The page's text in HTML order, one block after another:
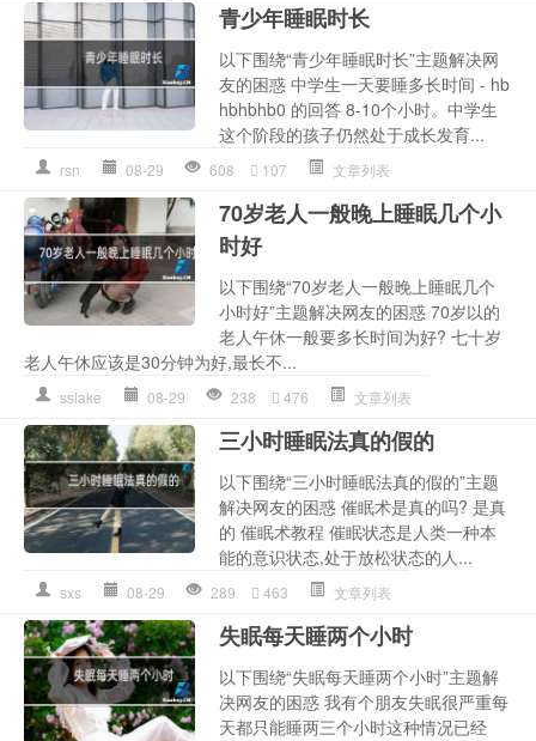
青少年睡眠时长
以下围绕“青少年睡眠时长”主题解决网
友的困惑 中学生一天要睡多长时间 - hb
hbhbhb0 的回答 8-10个小时。中学生
这个阶段的孩子仍然处于成长发育...
rsn 08-29 608 107 文章列表
70岁老人一般晚上睡眠几个小
时好
以下围绕“70岁老人一般晚上睡眠几个
小时好”主题解决网友的困惑 70岁以的
老人午休一般要多长时间为好? 七十岁
老人午休应该是30分钟为好,最长不...
sslake 08-29 238 476 文章列表
三小时睡眠法真的假的
以下围绕“三小时睡眠法真的假的”主题
解决网友的困惑 催眠术是真的吗? 是真
的 催眠术教程 催眠状态是人类一种本
能的意识状态,处于放松状态的人...
sxs 08-29 289 463 文章列表
失眠每天睡两个小时
以下围绕“失眠每天睡两个小时”主题解
决网友的困惑 我有个朋友失眠很严重每
天都只能睡两三个小时这种情况已经